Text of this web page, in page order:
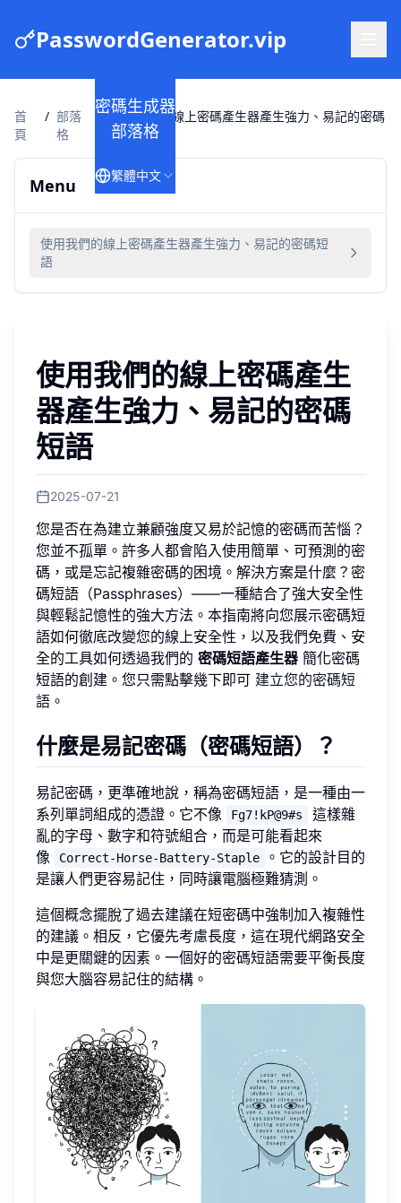
PasswordGenerator.vip
密碼生成器
部落格
繁體中文
首
頁
/ 部落
格
/
使用我們的線上密碼產生器產生強力、易記的密碼
短語
Menu
使用我們的線上密碼產生器產生強力、易記的密碼短
語
使用我們的線上密碼產生
器產生強力、易記的密碼
短語
2025-07-21
您是否在為建立兼顧強度又易於記憶的密碼而苦惱？
您並不孤單。許多人都會陷入使用簡單、可預測的密
碼，或是忘記複雜密碼的困境。解決方案是什麼？密
碼短語（Passphrases）——一種結合了強大安全性
與輕鬆記憶性的強大方法。本指南將向您展示密碼短
語如何徹底改變您的線上安全性，以及我們免費、安
全的工具如何透過我們的 密碼短語產生器 簡化密碼
短語的創建。您只需點擊幾下即可 建立您的密碼短
語 。
什麼是易記密碼（密碼短語）？
易記密碼，更準確地說，稱為密碼短語，是一種由一
系列單詞組成的憑證。它不像
Fg7!kP@9#s
這樣雜
亂的字母、數字和符號組合，而是可能看起來
像
Correct-Horse-Battery-Staple
。它的設計目的
是讓人們更容易記住，同時讓電腦極難猜測。
這個概念擺脫了過去建議在短密碼中強制加入複雜性
的建議。相反，它優先考慮長度，這在現代網路安全
中是更關鍵的因素。一個好的密碼短語需要平衡長度
與您大腦容易記住的結構。